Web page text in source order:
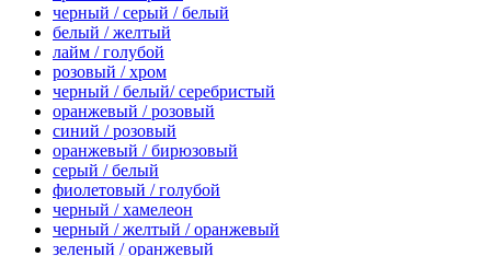
черный / серый / белый
белый / желтый
лайм / голубой
розовый / хром
черный / белый/ серебристый
оранжевый / розовый
синий / розовый
оранжевый / бирюзовый
серый / белый
фиолетовый / голубой
черный / хамелеон
черный / желтый / оранжевый
зеленый / оранжевый